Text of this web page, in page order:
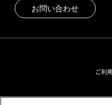
お問い合わせ
ご利
プライバシ